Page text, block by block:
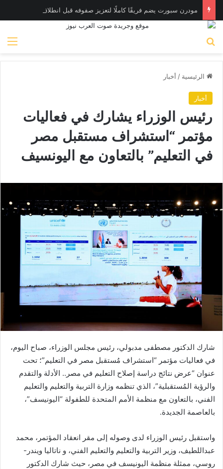
الرئيسية / أخبار
أخبار
رئيس الوزراء يشارك في فعاليات
مؤتمر “استشراف مستقبل مصر
في التعليم” بالتعاون مع اليونسيف
شارك الدكتور مصطفى مدبولي، رئيس مجلس الوزراء، صباح اليوم،
في فعاليات مؤتمر “استشراف مُستقبل مصر في التعليم”؛ تحت
عنوان “عرض نتائج دراسة إصلاح التعليم في مصر.. الأدلة والتقدم
والرؤية المُستقبلية”، الذي تنظمه وزارة التربية والتعليم والتعليم
الفني، بالتعاون مع منظمة الأمم المتحدة للطفولة “اليونيسف”،
بالعاصمة الجديدة.
واستقبل رئيس الوزراء لدى وصوله إلى مقر انعقاد المؤتمر، محمد
عبداللطيف، وزير التربية والتعليم والتعليم الفني، و ناتاليا ويندر-
روسي، ممثلة منظمة اليونيسف في مصر، حيث شارك الدكتور